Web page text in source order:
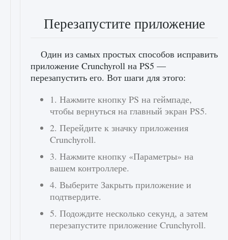
Перезапустите приложение
Один из самых простых способов исправить
приложение Crunchyroll на PS5 —
перезапустить его. Вот шаги для этого:
1. Нажмите кнопку PS на геймпаде,
чтобы вернуться на главный экран PS5.
2. Перейдите к значку приложения
Crunchyroll.
3. Нажмите кнопку «Параметры» на
вашем контроллере.
4. Выберите Закрыть приложение и
подтвердите.
5. Подождите несколько секунд, а затем
перезапустите приложение Crunchyroll.